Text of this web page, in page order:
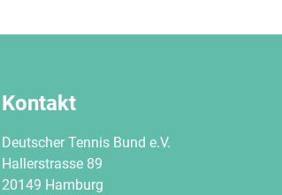
Kontakt
Deutscher Tennis Bund e.V.
Hallerstrasse 89
20149 Hamburg